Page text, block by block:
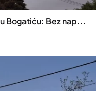
Bogatiću: Bez nap...